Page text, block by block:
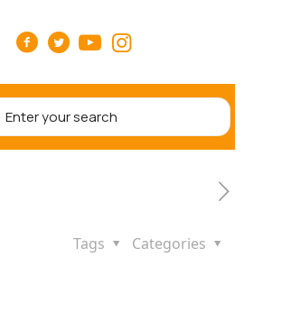
Categories
Tags